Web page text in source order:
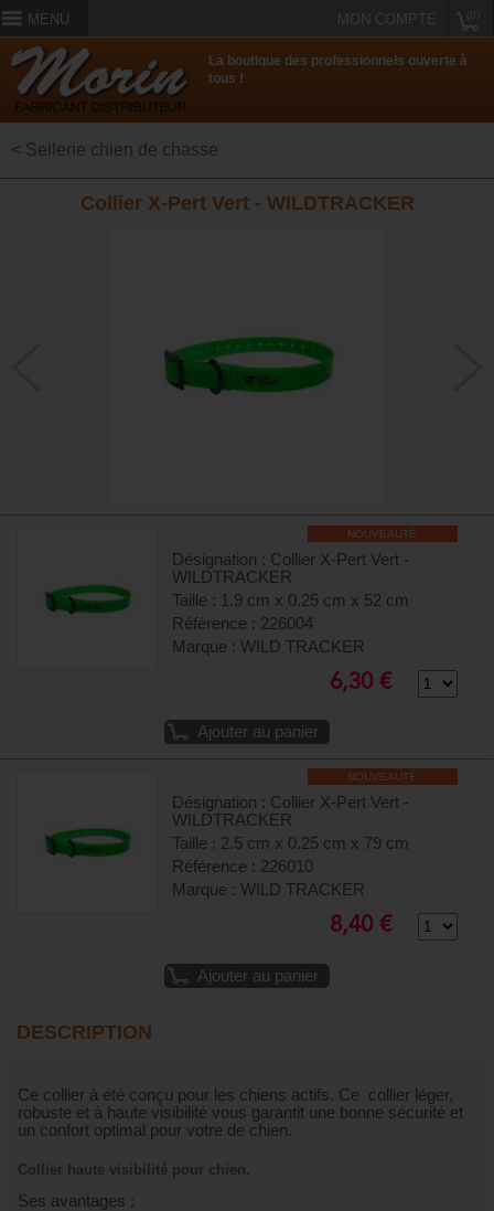
MENU MON COMPTE
La boutique des professionnels ouverte à
tous !
< Sellerie chien de chasse
Collier X-Pert Vert - WILDTRACKER
NOUVEAUTÉ
Désignation : Collier X-Pert Vert -
WILDTRACKER
Taille : 1.9 cm x 0.25 cm x 52 cm
Référence : 226004
Marque : WILD TRACKER
6,30 €
Ajouter au panier
NOUVEAUTÉ
Désignation : Collier X-Pert Vert -
WILDTRACKER
Taille : 2.5 cm x 0.25 cm x 79 cm
Référence : 226010
Marque : WILD TRACKER
8,40 €
Ajouter au panier
DESCRIPTION
Ce collier à été conçu pour les chiens actifs. Ce collier léger,
robuste et à haute visibilité vous garantit une bonne sécurité et
un confort optimal pour votre de chien.
Collier haute visibilité pour chien.
Ses avantages :